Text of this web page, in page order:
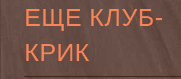
ЕЩЕ КЛУБ-
КРИК